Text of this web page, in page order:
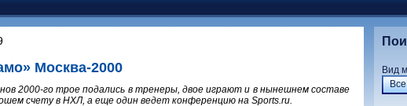
Москва-2000
2000-го трое подались в тренеры, двое играют и в нынешнем составе
счету в НХЛ, а еще один ведет конференцию на Sports.ru.
Вид
Все